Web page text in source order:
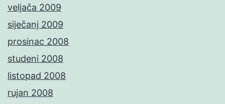
veljača 2009
siječanj 2009
prosinac 2008
studeni 2008
listopad 2008
rujan 2008